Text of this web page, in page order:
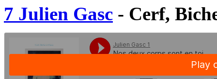
7 Julien Gasc - Cerf,